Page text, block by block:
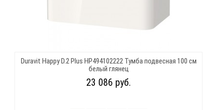
Duravit Happy D.2 Plus HP494102222 Тумба подвесная 100 см
белый глянец
23 086 руб.